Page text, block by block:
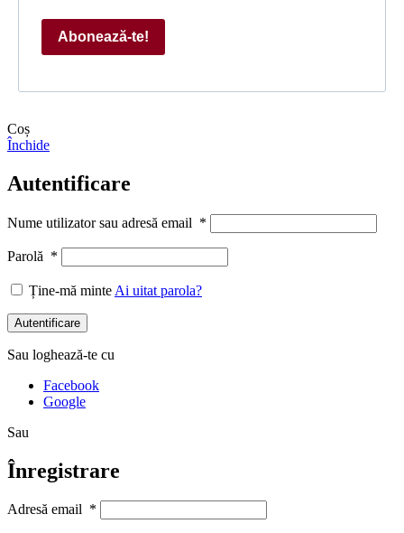
Abonează-te!
Coș
Închide
Autentificare
Nume utilizator sau adresă email *
Parolă *
Ține-mă minte Ai uitat parola?
Autentificare
Sau loghează-te cu
Facebook
Google
Sau
Înregistrare
Adresă email *